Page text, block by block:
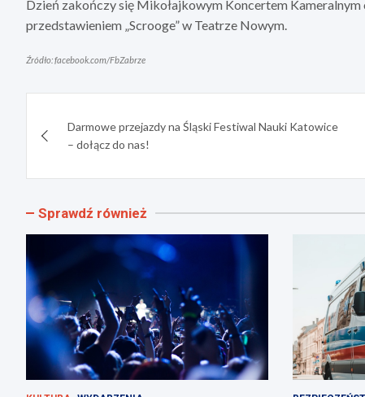
Dzień zakończy się Mikołajkowym Koncertem
przedstawieniem „Scrooge” w Teatrze Nowym.
Źródło: facebook.com/FbZabrze
wpisuDarmowe przejazdy na Śląski Festiwal Nauki Katowice
– dołącz do nas!
Sprawdź również